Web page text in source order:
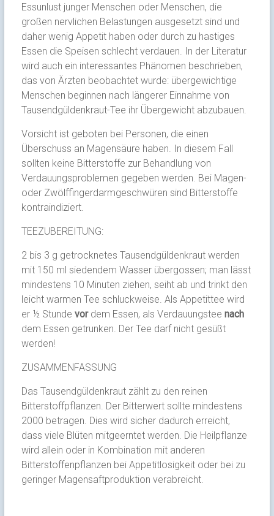
Essunlust junger Menschen oder Menschen, die
großen nervlichen Belastungen ausgesetzt sind und
daher wenig Appetit haben oder durch zu hastiges
Essen die Speisen schlecht verdauen. In der Literatur
wird auch ein interessantes Phänomen beschrieben,
das von Ärzten beobachtet wurde: übergewichtige
Menschen beginnen nach längerer Einnahme von
Tausendgüldenkraut-Tee ihr Übergewicht abzubauen.
Vorsicht ist geboten bei Personen, die einen
Überschuss an Magensäure haben. In diesem Fall
sollten keine Bitterstoffe zur Behandlung von
Verdauungsproblemen gegeben werden. Bei Magen-
oder Zwölffingerdarmgeschwüren sind Bitterstoffe
kontraindiziert.
TEEZUBEREITUNG:
2 bis 3 g getrocknetes Tausendgüldenkraut werden
mit 150 ml siedendem Wasser übergossen; man lässt
mindestens 10 Minuten ziehen, seiht ab und trinkt den
leicht warmen Tee schluckweise. Als Appetittee wird
er ½ Stunde vordem Essen, als Verdauungstee nach
dem Essen getrunken. Der Tee darf nicht gesüßt
werden!
ZUSAMMENFASSUNG
Das Tausendgüldenkraut zählt zu den reinen
Bitterstoffpflanzen. Der Bitterwert sollte mindestens
2000 betragen. Dies wird sicher dadurch erreicht,
dass viele Blüten mitgeerntet werden. Die Heilpflanze
wird allein oder in Kombination mit anderen
Bitterstoffenpflanzen bei Appetitlosigkeit oder bei zu
geringer Magensaftproduktion verabreicht.